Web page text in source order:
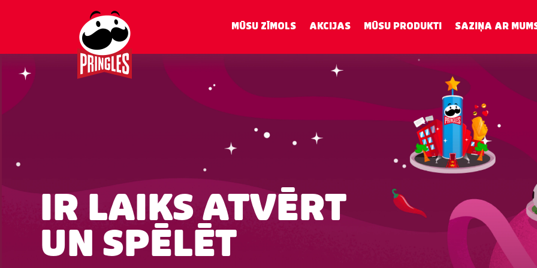
Pāriet
galveno
saturu
MŪSU ZĪMOLS AKCIJAS MŪSU PRODUKTI SAZIŅA AR
IR LAIKS ATVĒRT
UN SPĒLĒT